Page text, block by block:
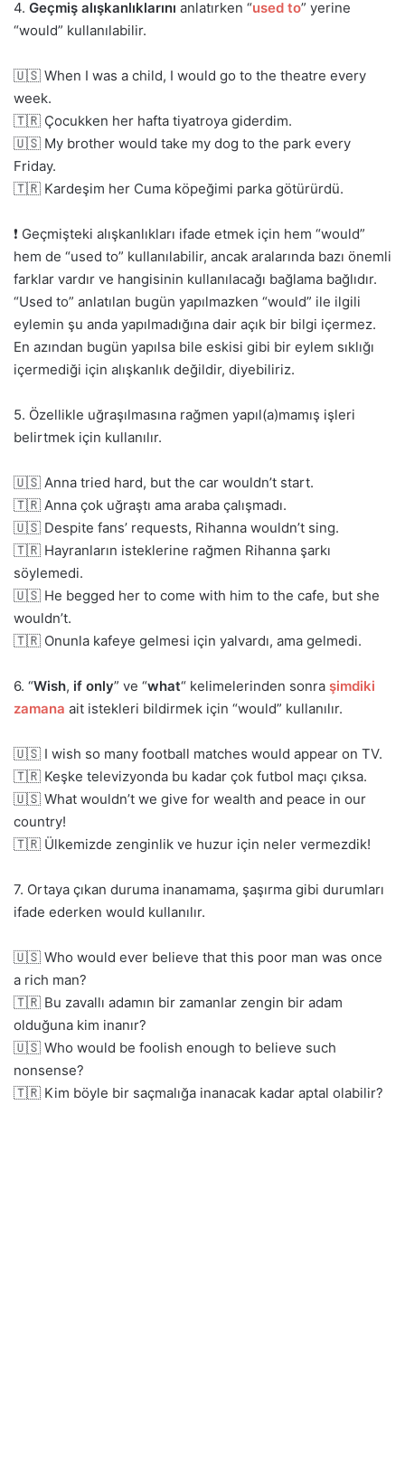
4. Geçmiş alışkanlıklarını anlatırken “used to” yerine
“would” kullanılabilir.
🇺🇸 When I was a child, I would go to the theatre every
week.
🇹🇷 Çocukken her hafta tiyatroya giderdim.
🇺🇸 My brother would take my dog to the park every
Friday.
🇹🇷 Kardeşim her Cuma köpeğimi parka götürürdü.
❗ Geçmişteki alışkanlıkları ifade etmek için hem “would”
hem de “used to” kullanılabilir, ancak aralarında bazı önemli
farklar vardır ve hangisinin kullanılacağı bağlama bağlıdır.
“Used to” anlatılan bugün yapılmazken “would” ile ilgili
eylemin şu anda yapılmadığına dair açık bir bilgi içermez.
En azından bugün yapılsa bile eskisi gibi bir eylem sıklığı
içermediği için alışkanlık değildir, diyebiliriz.
5. Özellikle uğraşılmasına rağmen yapıl(a)mamış işleri
belirtmek için kullanılır.
🇺🇸 Anna tried hard, but the car wouldn’t start.
🇹🇷 Anna çok uğraştı ama araba çalışmadı.
🇺🇸 Despite fans’ requests, Rihanna wouldn’t sing.
🇹🇷 Hayranların isteklerine rağmen Rihanna şarkı
söylemedi.
🇺🇸 He begged her to come with him to the cafe, but she
wouldn’t.
🇹🇷 Onunla kafeye gelmesi için yalvardı, ama gelmedi.
6. “Wish, if only” ve “what“ kelimelerinden sonra şimdiki
zamana ait istekleri bildirmek için “would” kullanılır.
🇺🇸 I wish so many football matches would appear on TV.
🇹🇷 Keşke televizyonda bu kadar çok futbol maçı çıksa.
🇺🇸 What wouldn’t we give for wealth and peace in our
country!
🇹🇷 Ülkemizde zenginlik ve huzur için neler vermezdik!
7. Ortaya çıkan duruma inanamama, şaşırma gibi durumları
ifade ederken would kullanılır.
🇺🇸 Who would ever believe that this poor man was once
a rich man?
🇹🇷 Bu zavallı adamın bir zamanlar zengin bir adam
olduğuna kim inanır?
🇺🇸 Who would be foolish enough to believe such
nonsense?
🇹🇷 Kim böyle bir saçmalığa inanacak kadar aptal olabilir?